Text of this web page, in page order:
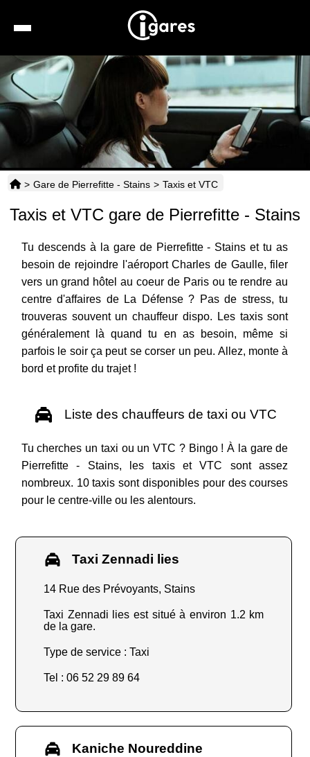
Recherche
Location de voiture
Hôtels
Taxis
> Gare de Pierrefitte - Stains > Taxis et VTC
Taxis et VTC gare de Pierrefitte - Stains
Tu descends à la gare de Pierrefitte - Stains et tu as
besoin de rejoindre l'aéroport Charles de Gaulle, filer
vers un grand hôtel au coeur de Paris ou te rendre au
centre d'affaires de La Défense ? Pas de stress, tu
trouveras souvent un chauffeur dispo. Les taxis sont
généralement là quand tu en as besoin, même si
parfois le soir ça peut se corser un peu. Allez, monte à
bord et profite du trajet !
Liste des chauffeurs de taxi ou VTC
Tu cherches un taxi ou un VTC ? Bingo ! À la gare de
Pierrefitte - Stains, les taxis et VTC sont assez
nombreux. 10 taxis sont disponibles pour des courses
pour le centre-ville ou les alentours.
Taxi Zennadi lies
14 Rue des Prévoyants, Stains
Taxi Zennadi lies est situé à environ 1.2 km
de la gare.
Type de service : Taxi
Tel : 06 52 29 89 64
Kaniche Noureddine